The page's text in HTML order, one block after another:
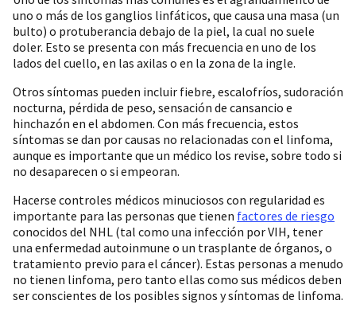
uno o más de los ganglios linfáticos, que causa una masa (un
bulto) o protuberancia debajo de la piel, la cual no suele
doler. Esto se presenta con más frecuencia en uno de los
lados del cuello, en las axilas o en la zona de la ingle.
Otros síntomas pueden incluir fiebre, escalofríos, sudoración
nocturna, pérdida de peso, sensación de cansancio e
hinchazón en el abdomen. Con más frecuencia, estos
síntomas se dan por causas no relacionadas con el linfoma,
aunque es importante que un médico los revise, sobre todo si
no desaparecen o si empeoran.
Hacerse controles médicos minuciosos con regularidad es
importante para las personas que tienen factores de riesgo
conocidos del NHL (tal como una infección por VIH, tener
una enfermedad autoinmune o un trasplante de órganos, o
tratamiento previo para el cáncer). Estas personas a menudo
no tienen linfoma, pero tanto ellas como sus médicos deben
ser conscientes de los posibles signos y síntomas de linfoma.